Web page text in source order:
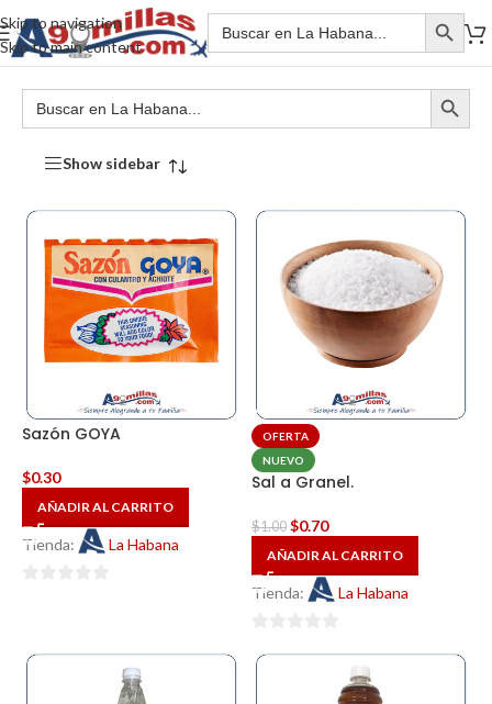
Skip to navigation
Skip to main content
Show sidebar
Sazón GOYA
$0.30
AÑADIR AL CARRITO
Tienda: La Habana
OFERTA
NUEVO
Sal a Granel.
$1.00 $0.70
AÑADIR AL CARRITO
Tienda: La Habana
de